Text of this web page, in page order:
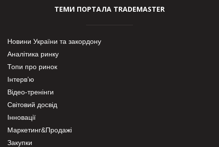
ТЕМИ ПОРТАЛА TRADEMASTER
Новини України та закордону
Аналітика ринку
Топи про ринок
Інтерв’ю
Відео-тренінги
Світовий досвід
Інновації
Маркетинг&Продажі
Закупки